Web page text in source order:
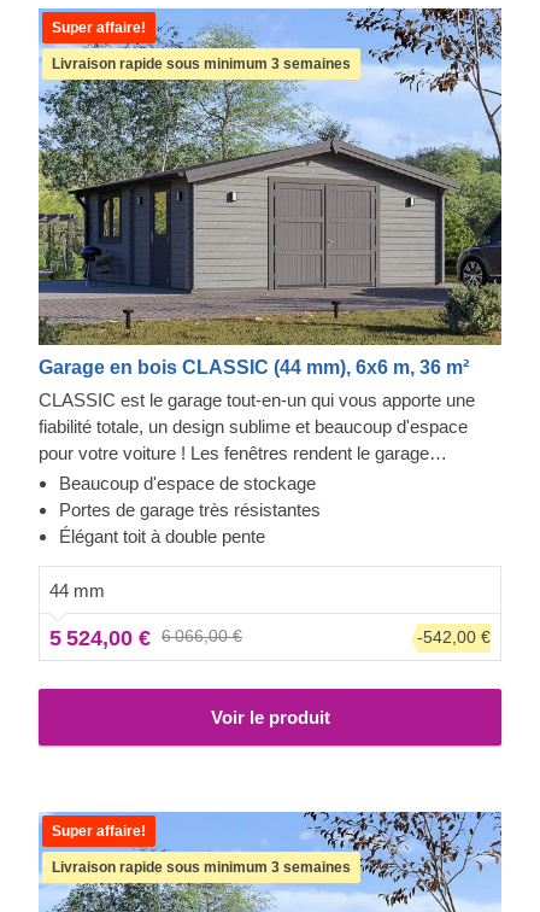
Super affaire!
Livraison rapide sous minimum 3 semaines
Garage en bois CLASSIC (44 mm), 6x6 m, 36 m²
CLASSIC est le garage tout-en-un qui vous apporte une
fiabilité totale, un design sublime et beaucoup d'espace
pour votre voiture ! Les fenêtres rendent le garage
lumineux et accueillant, et la construction robuste assure la
sécurité de votre voiture. Préparez-vous à faire moins
d'allers-retours à la station de lavage et à être fier de
invités. CLASSIC est un petit bijou qui apporte de grands
avantages !
Beaucoup d'espace de stockage
Portes de garage très résistantes
Élégant toit à double pente
44 mm
5 524,00 € 6 066,00 € -542,00 €
Voir le produit
Super affaire!
Livraison rapide sous minimum 3 semaines